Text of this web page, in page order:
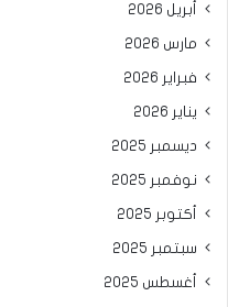
أبريل 2026
مارس 2026
فبراير 2026
يناير 2026
ديسمبر 2025
نوفمبر 2025
أكتوبر 2025
سبتمبر 2025
أغسطس 2025